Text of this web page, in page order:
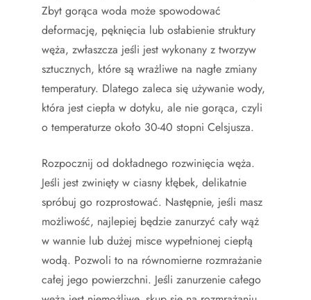
Zbyt gorąca woda może spowodować
deformację, pęknięcia lub osłabienie struktury
węża, zwłaszcza jeśli jest wykonany z tworzyw
sztucznych, które są wrażliwe na nagłe zmiany
temperatury. Dlatego zaleca się używanie wody,
która jest ciepła w dotyku, ale nie gorąca, czyli
o temperaturze około 30-40 stopni Celsjusza.
Rozpocznij od dokładnego rozwinięcia węża.
Jeśli jest zwinięty w ciasny kłębek, delikatnie
spróbuj go rozprostować. Następnie, jeśli masz
możliwość, najlepiej będzie zanurzyć cały wąż
w wannie lub dużej misce wypełnionej ciepłą
wodą. Pozwoli to na równomierne rozmrażanie
całej jego powierzchni. Jeśli zanurzenie całego